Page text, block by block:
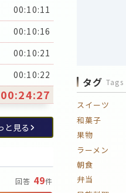
00:10:11
00:10:16
00:10:21
00:10:22
00:24:27
と見る
回答 49件
タグ Tags
スイーツ
和菓子
果物
ラーメン
朝食
弁当